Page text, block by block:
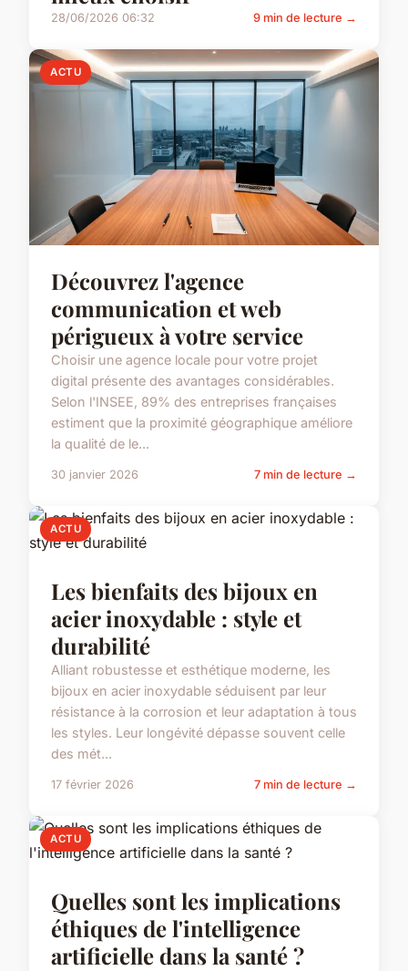
28/06/2026 06:32 9 min de lecture →
ACTU
Découvrez l'agence
communication et web
périgueux à votre service
Choisir une agence locale pour votre projet
digital présente des avantages considérables.
Selon l'INSEE, 89% des entreprises françaises
estiment que la proximité géographique améliore
la qualité de le...
30 janvier 2026 7 min de lecture →
ACTU
Les bienfaits des bijoux en
acier inoxydable : style et
durabilité
Alliant robustesse et esthétique moderne, les
bijoux en acier inoxydable séduisent par leur
résistance à la corrosion et leur adaptation à tous
les styles. Leur longévité dépasse souvent celle
des mét...
17 février 2026 7 min de lecture →
ACTU
Quelles sont les implications
éthiques de l'intelligence
artificielle dans la santé ?